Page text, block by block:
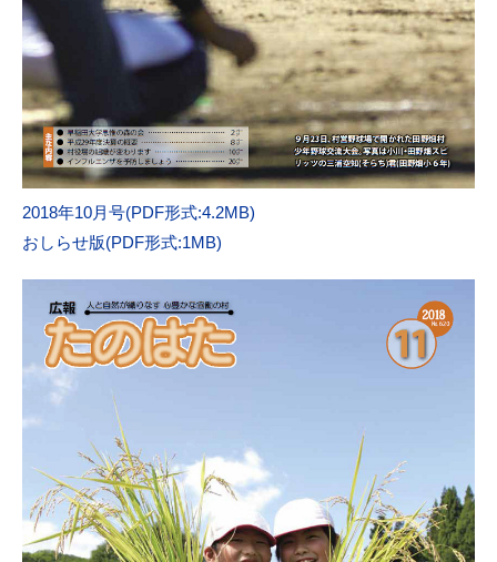
2018年10月号(PDF形式:4.2MB)
おしらせ版(PDF形式:1MB)